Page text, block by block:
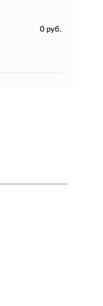
0 руб.